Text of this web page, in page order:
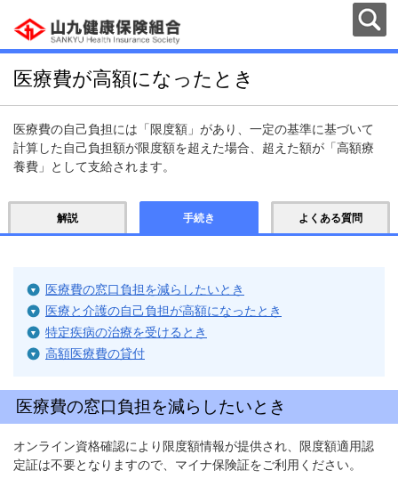
医療費が高額になったとき
医療費の自己負担には「限度額」があり、一定の基準に基づいて
計算した自己負担額が限度額を超えた場合、超えた額が「高額療
養費」として支給されます。
解説 手続き よくある質問
医療費の窓口負担を減らしたいとき
医療と介護の自己負担が高額になったとき
特定疾病の治療を受けるとき
高額医療費の貸付
医療費の窓口負担を減らしたいとき
オンライン資格確認により限度額情報が提供され、限度額適用認
定証は不要となりますので、マイナ保険証をご利用ください。